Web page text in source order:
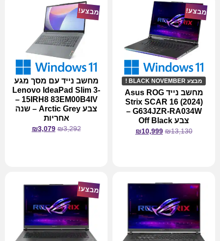
מבצע!
מבצע BLACK NOVEMBER !
מחשב נייד Asus ROG
Strix SCAR 16 (2024)
G634JZR-RA034W –
צבע Off Black
₪13,130
₪10,999
מבצע!
מחשב נייד עם מסך מגע
Lenovo IdeaPad Slim 3-
15IRH8 83EM00B4IV –
צבע Arctic Grey – שנה
אחריות
₪3,292
₪3,079
מבצע!